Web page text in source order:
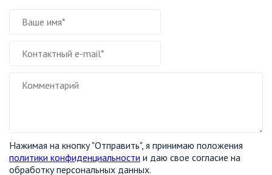
Нажимая на кнопку "Отправить", я принимаю положения
политики конфиденциальности и даю свое согласие на
обработку персональных данных.